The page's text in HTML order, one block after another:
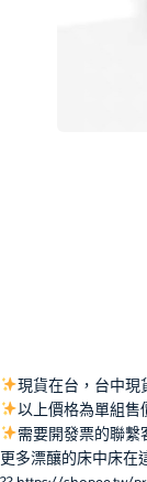
現貨在台，台中現
以上價格為單組售
需要開發票的聯繫
更多漂釀的床中床在